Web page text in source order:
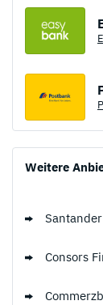
Weitere
Consors